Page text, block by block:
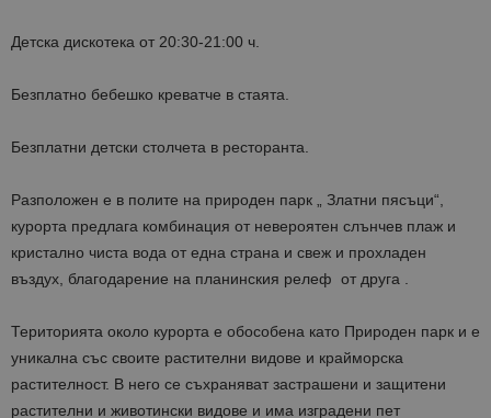
Детска дискотека от 20:30-21:00 ч.
Безплатно бебешко креватче в стаята.
Безплатни детски столчета в ресторанта.
Разположен е в полите на природен парк „ Златни пясъци“,
курорта предлага комбинация от невероятен слънчев плаж и
кристално чиста вода от една страна и свеж и прохладен
въздух, благодарение на планинския релеф от друга .
Територията около курорта е обособена като Природен парк и е
уникална със своите растителни видове и крайморска
растителност. В него се съхраняват застрашени и защитени
растителни и животински видове и има изградени пет